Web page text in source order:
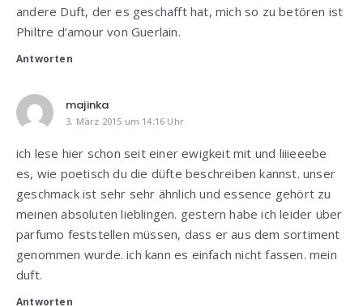
andere Duft, der es geschafft hat, mich so zu betören ist
Philtre d’amour von Guerlain.
Antworten
majinka
3. März 2015 um 14:16 Uhr
ich lese hier schon seit einer ewigkeit mit und liiieeebe
es, wie poetisch du die düfte beschreiben kannst. unser
geschmack ist sehr sehr ähnlich und essence gehört zu
meinen absoluten lieblingen. gestern habe ich leider über
parfumo feststellen müssen, dass er aus dem sortiment
genommen wurde. ich kann es einfach nicht fassen. mein
duft.
Antworten